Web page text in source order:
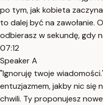
po tym, jak kobieta
to dalej być na zawołanie.
odbierasz w sekundę, gdy
07:12
Speaker A
"Ignoruję twoje
entuzjazmem, jakby nic się
chwili. Ty proponujesz